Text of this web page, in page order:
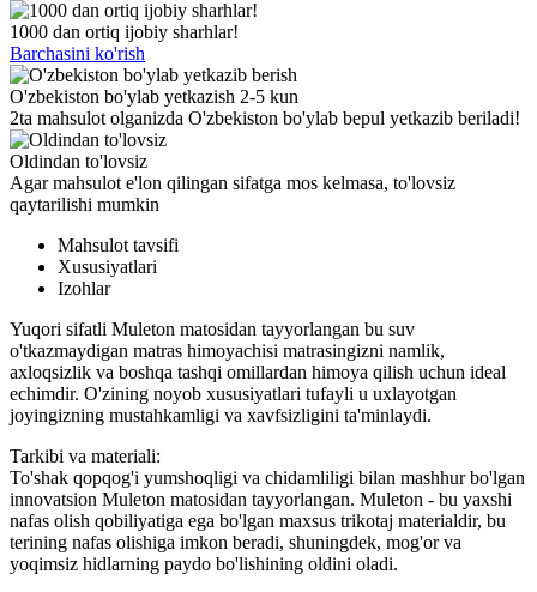
1000 dan ortiq ijobiy sharhlar!
Barchasini ko'rish
O'zbekiston bo'ylab yetkazish 2-5 kun
2ta mahsulot olganizda O'zbekiston bo'ylab bepul yetkazib beriladi!
Oldindan to'lovsiz
Agar mahsulot e'lon qilingan sifatga mos kelmasa, to'lovsiz
qaytarilishi mumkin
Mahsulot tavsifi
Xususiyatlari
Izohlar
Yuqori sifatli Muleton matosidan tayyorlangan bu suv
o'tkazmaydigan matras himoyachisi matrasingizni namlik,
axloqsizlik va boshqa tashqi omillardan himoya qilish uchun ideal
echimdir. O'zining noyob xususiyatlari tufayli u uxlayotgan
joyingizning mustahkamligi va xavfsizligini ta'minlaydi.
Tarkibi va materiali:
To'shak qopqog'i yumshoqligi va chidamliligi bilan mashhur bo'lgan
innovatsion Muleton matosidan tayyorlangan. Muleton - bu yaxshi
nafas olish qobiliyatiga ega bo'lgan maxsus trikotaj materialdir, bu
terining nafas olishiga imkon beradi, shuningdek, mog'or va
yoqimsiz hidlarning paydo bo'lishining oldini oladi.